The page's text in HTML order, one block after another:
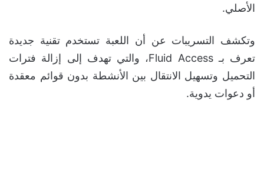
الأصلي.
وتكشف التسريبات عن أن اللعبة تستخدم تقنية جديدة
تعرف بـ Fluid Access، والتي تهدف إلى إزالة فترات
التحميل وتسهيل الانتقال بين الأنشطة بدون قوائم معقدة
أو دعوات يدوية.